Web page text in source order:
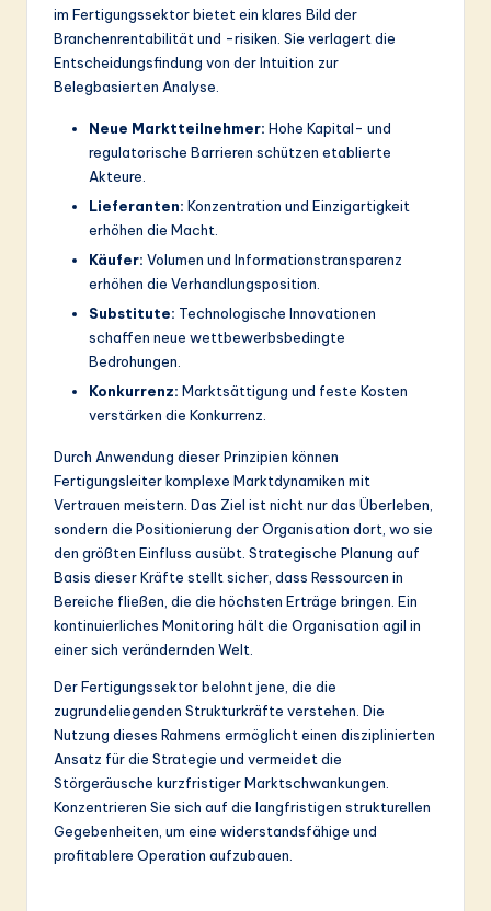
im Fertigungssektor bietet ein klares Bild der
Branchenrentabilität und -risiken. Sie verlagert die
Entscheidungsfindung von der Intuition zur
Belegbasierten Analyse.
Neue Marktteilnehmer: Hohe Kapital- und
regulatorische Barrieren schützen etablierte
Akteure.
Lieferanten: Konzentration und Einzigartigkeit
erhöhen die Macht.
Käufer: Volumen und Informationstransparenz
erhöhen die Verhandlungsposition.
Substitute: Technologische Innovationen
schaffen neue wettbewerbsbedingte
Bedrohungen.
Konkurrenz: Marktsättigung und feste Kosten
verstärken die Konkurrenz.
Durch Anwendung dieser Prinzipien können
Fertigungsleiter komplexe Marktdynamiken mit
Vertrauen meistern. Das Ziel ist nicht nur das Überleben,
sondern die Positionierung der Organisation dort, wo sie
den größten Einfluss ausübt. Strategische Planung auf
Basis dieser Kräfte stellt sicher, dass Ressourcen in
Bereiche fließen, die die höchsten Erträge bringen. Ein
kontinuierliches Monitoring hält die Organisation agil in
einer sich verändernden Welt.
Der Fertigungssektor belohnt jene, die die
zugrundeliegenden Strukturkräfte verstehen. Die
Nutzung dieses Rahmens ermöglicht einen disziplinierten
Ansatz für die Strategie und vermeidet die
Störgeräusche kurzfristiger Marktschwankungen.
Konzentrieren Sie sich auf die langfristigen strukturellen
Gegebenheiten, um eine widerstandsfähige und
profitablere Operation aufzubauen.